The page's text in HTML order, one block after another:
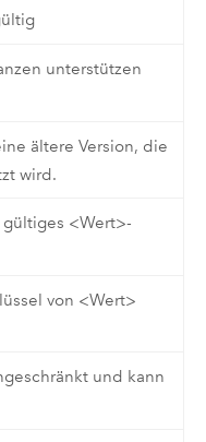
unterstützen
ältere Version, die
wird.
<Wert>-
von <Wert>
und kann